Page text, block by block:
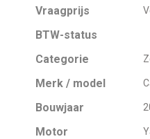
Vraagprijs
BTW-status
Categorie
Merk / model
Bouwjaar
Motor